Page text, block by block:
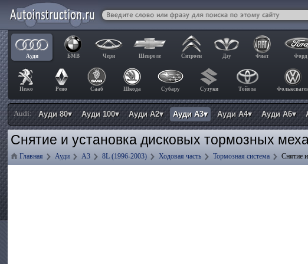
Ауди БМВ Чери Шевроле Ситроен Дэу Фиат Форд
Пежо Рено Сааб Шкода Субару Сузуки Тойота
Audi: Ауди 80▾ Ауди 100▾ Ауди А2▾ Ауди А3▾ Ауди А4▾ Ауди А6▾
Снятие и установка дисковых тормозных
Главная Ауди А3 8L (1996-2003) Ходовая часть Тормозная система Снятие